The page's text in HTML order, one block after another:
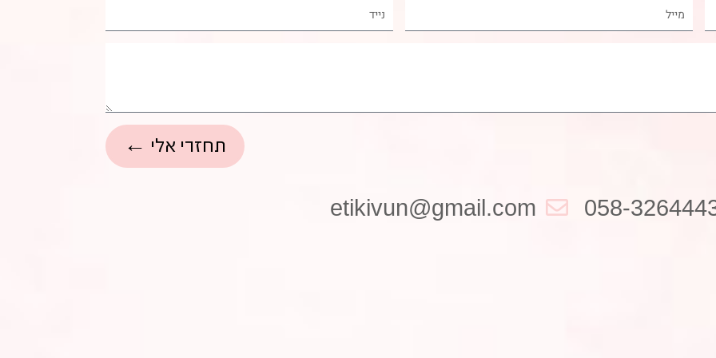
תחזרי אלי ←
058-
etikivun@gmail.com